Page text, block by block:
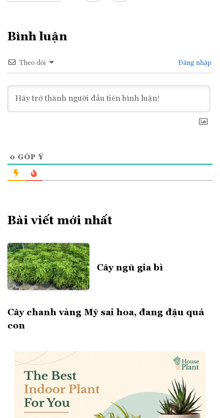
Bình luận
Theo dõi Đăng nhập
0 GÓP Ý
Bài viết mới nhất
Cây ngũ gia bì
Cây chanh vàng Mỹ sai hoa, đang đậu quả
con